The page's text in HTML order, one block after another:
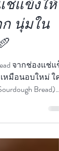
แข็งให้
นุ่มใน
จากช่องแช่แข็
Bread)
นมปังฝรั่งเศส
น่าจะเคยเจอ